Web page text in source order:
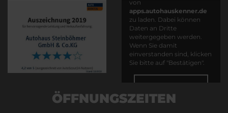
von
apps.autohauskenner.de
zu laden. Dabei können
Daten an Dritte
weitergegeben werden.
Wenn Sie damit
einverstanden sind, klicken
Sie bitte auf "Bestätigen".
ÖFFNUNGSZEITEN